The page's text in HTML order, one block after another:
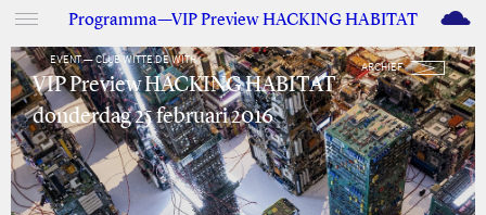
Programma—VIP Preview HACKING HABITAT M
EVENT — CLUB WITTE DE WITH
ARCHIEF
VIP Preview HACKING HABITAT
donderdag 25 februari 2016